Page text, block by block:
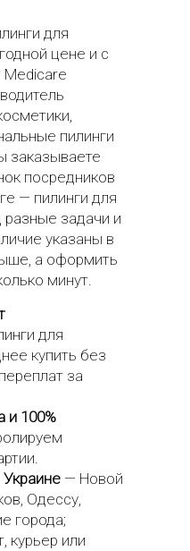
для
цене и с
Medicare
пилинги
заказываете
посредников
— пилинги для
задачи и
указаны в
а оформить
минут.
для
купить без
за
и 100%
— Новой
Одессу,
города;
курьер или